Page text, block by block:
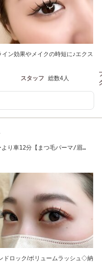
ン効果やメイクの時短に♪エクス
スタッフ 総数4人
り車12分【まつ毛パーマ/眉
ドロック/ボリュームラッシュ◇納